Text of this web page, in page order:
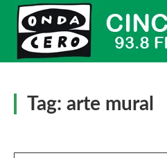
Tag: arte mural